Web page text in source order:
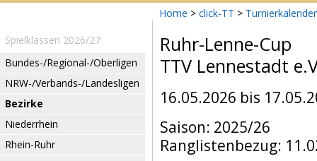
Home > click-TT > Turnierkalender
Spielklassen 2026/27
Bundes-/Regional-/Oberligen
NRW-/Verbands-/Landesligen
Bezirke
Niederrhein
Rhein-Ruhr
Ruhr-Lenne-Cup
TTV Lennestadt
16.05.2026 bis
Saison: 2025/26
Ranglistenbezug: